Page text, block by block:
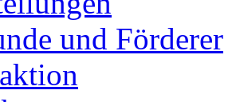
und Förderer